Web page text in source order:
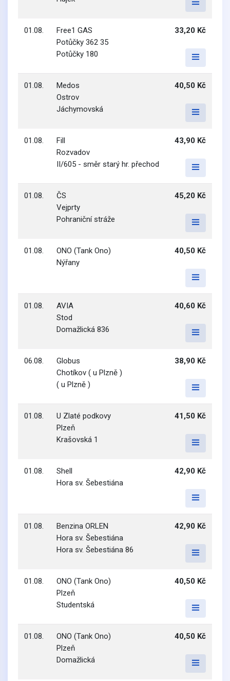
01.08.
Free1 GAS
Potůčky 362 35
Potůčky 180
33,20 Kč
01.08.
Medos
Ostrov
Jáchymovská
40,50 Kč
01.08.
Fill
Rozvadov
II/605 - směr starý hr. přechod
43,90 Kč
01.08.
ČS
Vejprty
Pohraniční stráže
45,20 Kč
01.08.
ONO (Tank Ono)
Nýřany
40,50 Kč
01.08.
AVIA
Stod
Domažlická 836
40,60 Kč
06.08.
Globus
Chotíkov ( u Plzně )
( u Plzně )
38,90 Kč
01.08.
U Zlaté podkovy
Plzeň
Krašovská 1
41,50 Kč
01.08.
Shell
Hora sv. Šebestiána
42,90 Kč
01.08.
Benzina ORLEN
Hora sv. Šebestiána
Hora sv. Šebestiána 86
42,90 Kč
01.08.
ONO (Tank Ono)
Plzeň
Studentská
40,50 Kč
01.08.
ONO (Tank Ono)
Plzeň
Domažlická
40,50 Kč